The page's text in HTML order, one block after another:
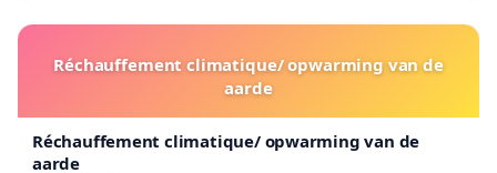
Réchauffement climatique/ opwarming van de
aarde
Réchauffement climatique/ opwarming van de
aarde